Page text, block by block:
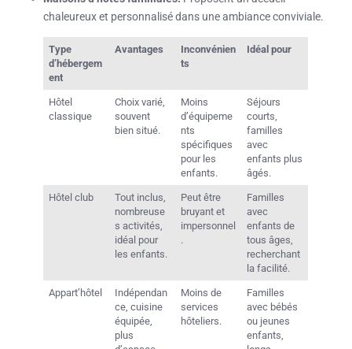
chaleureux et personnalisé dans une ambiance conviviale.
Type
d’hébergem
ent
Avantages
Inconvénien
ts
Idéal pour
Hôtel
classique
Choix varié,
souvent
bien situé.
Moins
d’équipeme
nts
spécifiques
pour les
enfants.
Séjours
courts,
familles
avec
enfants plus
âgés.
Hôtel club
Tout inclus,
nombreuse
s activités,
idéal pour
les enfants.
Peut être
bruyant et
impersonnel
.
Familles
avec
enfants de
tous âges,
recherchant
la facilité.
Appart’hôtel
Indépendan
ce, cuisine
équipée,
plus
Moins de
services
hôteliers.
Familles
avec bébés
ou jeunes
enfants,